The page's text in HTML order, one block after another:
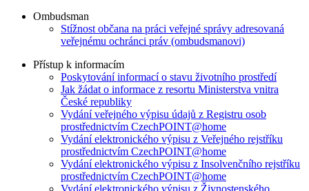
Ombudsman
Stížnost občana na práci veřejné správy adresovaná
veřejnému ochránci práv (ombudsmanovi)
Přístup k informacím
Poskytování informací o stavu životního prostředí
Jak žádat o informace z resortu Ministerstva vnitra
České republiky
Vydání veřejného výpisu údajů z Registru osob
prostřednictvím CzechPOINT@home
Vydání elektronického výpisu z Veřejného rejstříku
prostřednictvím CzechPOINT@home
Vydání elektronického výpisu z Insolvenčního rejstříku
prostřednictvím CzechPOINT@home
Vydání elektronického výpisu z Živnostenského